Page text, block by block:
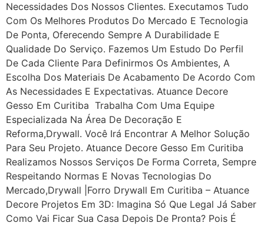
Necessidades Dos Nossos Clientes. Executamos Tudo
Com Os Melhores Produtos Do Mercado E Tecnologia
De Ponta, Oferecendo Sempre A Durabilidade E
Qualidade Do Serviço. Fazemos Um Estudo Do Perfil
De Cada Cliente Para Definirmos Os Ambientes, A
Escolha Dos Materiais De Acabamento De Acordo Com
As Necessidades E Expectativas. Atuance Decore
Gesso Em Curitiba Trabalha Com Uma Equipe
Especializada Na Área De Decoração E
Reforma,drywall. Você Irá Encontrar A Melhor Solução
Para Seu Projeto. Atuance Decore Gesso Em Curitiba
Realizamos Nossos Serviços De Forma Correta, Sempre
Respeitando Normas E Novas Tecnologias Do
Mercado,drywall |Forro Drywall Em Curitiba – Atuance
Decore Projetos Em 3D: Imagina Só Que Legal Já Saber
Como Vai Ficar Sua Casa Depois De Pronta? Pois É